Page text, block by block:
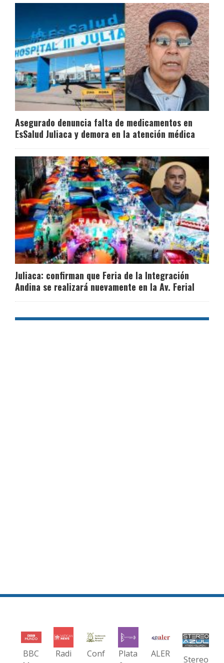
Asegurado denuncia falta de medicamentos en
EsSalud Juliaca y demora en la atención médica
Juliaca: confirman que Feria de la Integración
Andina se realizará nuevamente en la Av. Ferial
BBC
Radi
Conf
Plata
ALER
Stereo